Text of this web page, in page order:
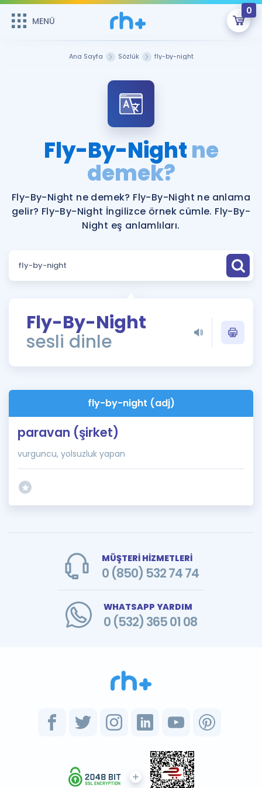
MENÜ
0
Şifremi Hatırlamıyorum
Sepetin Şu An Boş.
Remzi Hoca ile seni sınava hazırlayacak onlarca eğitim seni
bekliyor!
MENÜ
Katılımcı Görüşleri
Faydalı Araçlar
Ücretsiz Kaynaklar
Puan Hesaplama
ÖSYM Sınav Takvimi
Kampanyalar
İngilizce Gramer
İngilizce Gramer
Ana Sayfa Sözlük fly-by-night
Fly-By-Nightne
demek?
Fly-By-Night ne demek? Fly-By-Night ne anlama
gelir? Fly-By-Night İngilizce örnek cümle. Fly-By-
Night eş anlamlıları.
Fly-By-Night
sesli dinle
fly-by-night (adj)
paravan (şirket)
vurguncu, yolsuzluk yapan
MÜŞTERİ HİZMETLERİ
0 (850) 532 74 74
WHATSAPP YARDIM
0 (532) 365 01 08